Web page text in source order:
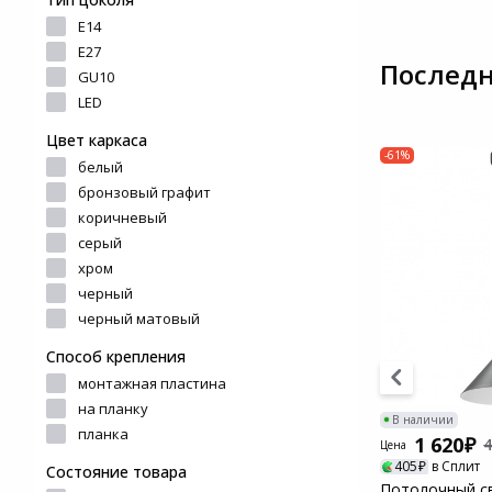
E14
E27
GU10
LED
Цвет каркаса
белый
бронзовый графит
коричневый
серый
хром
черный
черный матовый
Способ крепления
монтажная пластина
на планку
планка
Состояние товара
Уценка
В наличии
698 в Сплит
-61%
В наличии
Цена
1 620
405 в Сплит
Программное
Цифровые фоторамки
Устройства
и ремонта
Наручные часы
Товары для дачи и сада
Музыкальные
инструменты
Канцтовары
Аксессуары
Торговое оборудование
Умный дом
Системы безопасности